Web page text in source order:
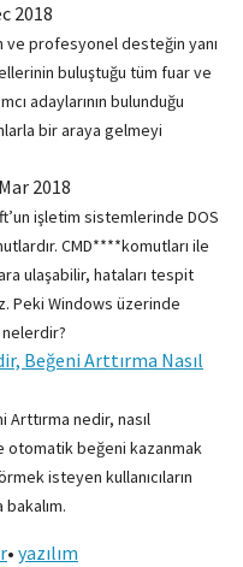
2018
ve profesyonel desteğin yanı
buluştuğu tüm fuar ve
adaylarının bulunduğu
bir araya gelmeyi
2018
işletim sistemlerinde DOS
CMD****komutları ile
ulaşabilir, hataları tespit
Peki Windows üzerinde
Beğeni Arttırma Nasıl
Arttırma nedir, nasıl
otomatik beğeni kazanmak
isteyen kullanıcıların
bakalım.
• yazılım